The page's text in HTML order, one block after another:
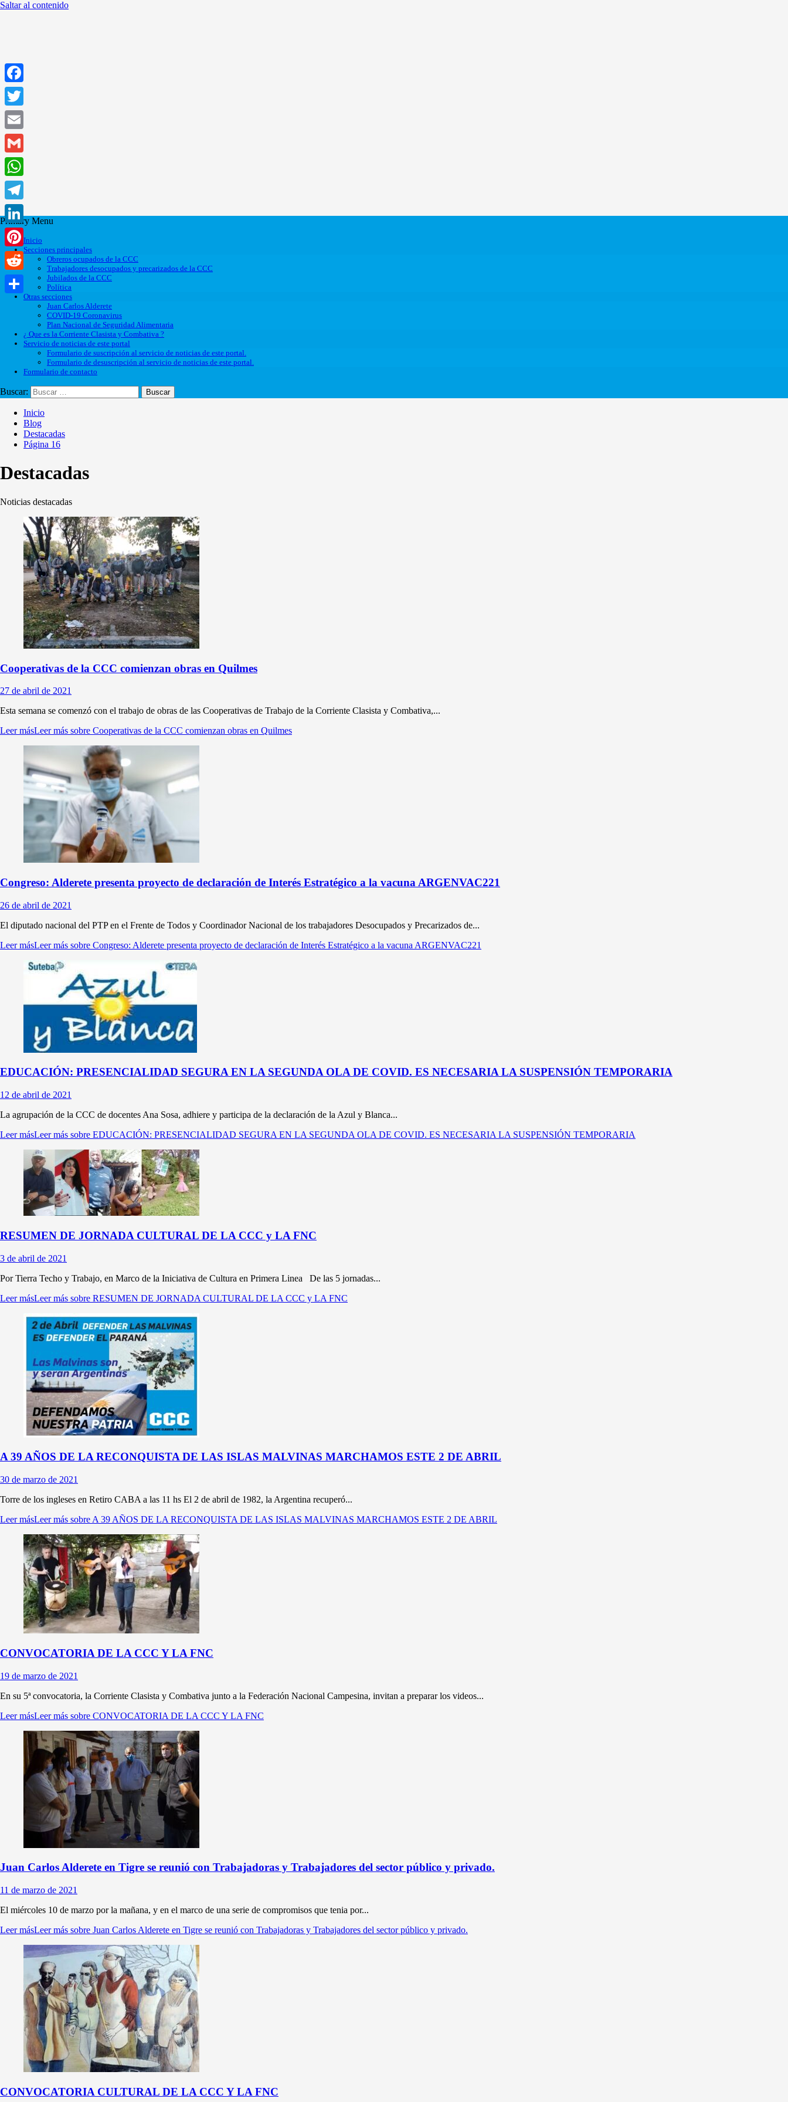
Saltar al contenido
Primary Menu
Inicio
Secciones principales
Obreros ocupados de la CCC
Trabajadores desocupados y precarizados de la CCC
Jubilados de la CCC
Política
Otras secciones
Juan Carlos Alderete
COVID-19 Coronavirus
Plan Nacional de Seguridad Alimentaria
¿ Que es la Corriente Clasista y Combativa ?
Servicio de noticias de este portal
Formulario de suscripción al servicio de noticias de este portal.
Formulario de desuscripción al servicio de noticias de este portal.
Formulario de contacto
Buscar:
Inicio
Blog
Destacadas
Página 16
Destacadas
Noticias destacadas
Cooperativas de la CCC comienzan obras en Quilmes
27 de abril de 2021
Esta semana se comenzó con el trabajo de obras de las Cooperativas de Trabajo de la Corriente Clasista y Combativa,...
Leer másLeer más sobre Cooperativas de la CCC comienzan obras en Quilmes
Congreso: Alderete presenta proyecto de declaración de Interés Estratégico a la vacuna ARGENVAC221
26 de abril de 2021
El diputado nacional del PTP en el Frente de Todos y Coordinador Nacional de los trabajadores Desocupados y Precarizados de...
Leer másLeer más sobre Congreso: Alderete presenta proyecto de declaración de Interés Estratégico a la vacuna ARGENVAC221
EDUCACIÓN: PRESENCIALIDAD SEGURA EN LA SEGUNDA OLA DE COVID. ES NECESARIA LA SUSPENSIÓN TEMPORARIA
12 de abril de 2021
La agrupación de la CCC de docentes Ana Sosa, adhiere y participa de la declaración de la Azul y Blanca...
Leer másLeer más sobre EDUCACIÓN: PRESENCIALIDAD SEGURA EN LA SEGUNDA OLA DE COVID. ES NECESARIA LA SUSPENSIÓN TEMPORARIA
RESUMEN DE JORNADA CULTURAL DE LA CCC y LA FNC
3 de abril de 2021
Por Tierra Techo y Trabajo, en Marco de la Iniciativa de Cultura en Primera Linea De las 5 jornadas...
Leer másLeer más sobre RESUMEN DE JORNADA CULTURAL DE LA CCC y LA FNC
A 39 AÑOS DE LA RECONQUISTA DE LAS ISLAS MALVINAS MARCHAMOS ESTE 2 DE ABRIL
30 de marzo de 2021
Torre de los ingleses en Retiro CABA a las 11 hs El 2 de abril de 1982, la Argentina recuperó...
Leer másLeer más sobre A 39 AÑOS DE LA RECONQUISTA DE LAS ISLAS MALVINAS MARCHAMOS ESTE 2 DE ABRIL
CONVOCATORIA DE LA CCC Y LA FNC
19 de marzo de 2021
En su 5ª convocatoria, la Corriente Clasista y Combativa junto a la Federación Nacional Campesina, invitan a preparar los videos...
Leer másLeer más sobre CONVOCATORIA DE LA CCC Y LA FNC
Juan Carlos Alderete en Tigre se reunió con Trabajadoras y Trabajadores del sector público y privado.
11 de marzo de 2021
El miércoles 10 de marzo por la mañana, y en el marco de una serie de compromisos que tenia por...
Leer másLeer más sobre Juan Carlos Alderete en Tigre se reunió con Trabajadoras y Trabajadores del sector público y privado.
CONVOCATORIA CULTURAL DE LA CCC Y LA FNC
Facebook
Twitter
Email
Gmail
WhatsApp
Telegram
LinkedIn
Pinterest
Reddit
Compartir